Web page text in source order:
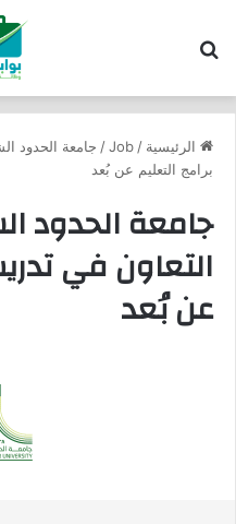
الرئيسية /
Job
/ جامعة الحدود
برامج التعليم عن بُعد
جامعة الحدود
التعاون في
عن بُعد